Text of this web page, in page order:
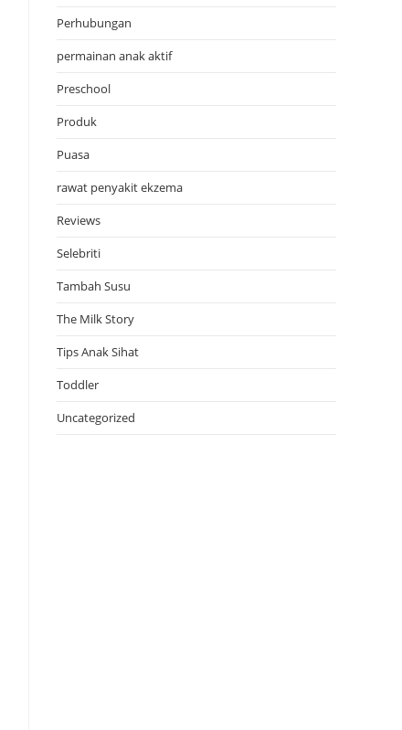
Perhubungan
permainan anak aktif
Preschool
Produk
Puasa
rawat penyakit ekzema
Reviews
Selebriti
Tambah Susu
The Milk Story
Tips Anak Sihat
Toddler
Uncategorized